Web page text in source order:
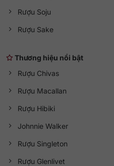
Rượu Soju
Rượu Sake
Thương hiệu nổi bật
Rượu Chivas
Rượu Macallan
Rượu Hibiki
Johnnie Walker
Rượu Singleton
Rượu Glenlivet